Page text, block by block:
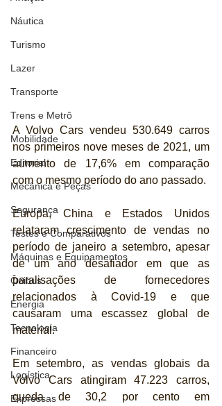
Náutica
Turismo
Lazer
Transporte
Trens e Metrô
Mobilidade
Editorial
Mecânica e Peças
Segurança
Testes e Comparativos
Máquinas e Equipamentos
Ônibus
Energia
Tecnologia
Financeiro
Logística
Expressas
A Volvo Cars vendeu 530.649 carros
nos primeiros nove meses de 2021, um
aumento de 17,6% em comparação
com o mesmo período do ano passado.
Europa, China e Estados Unidos
relataram crescimento de vendas no
período de janeiro a setembro, apesar
de um ano desafiador em que as
paralisações de fornecedores
relacionados à Covid-19 e que
causaram uma escassez global de
material.
Em setembro, as vendas globais da
Volvo Cars atingiram 47.223 carros,
queda de 30,2 por cento em